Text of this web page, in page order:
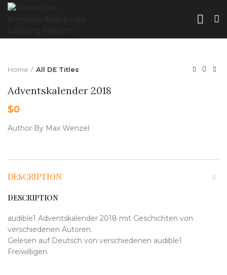
Home All DE Titles
Adventskalender 2018
$0
Author By Max Wenzel
DESCRIPTION
DESCRIPTION
audible1 Adventskalender 2018 mit Geschichten von
verschiedenen Autoren.
Gelesen auf Deutsch von verschiedenen audible1
Freiwilligen.